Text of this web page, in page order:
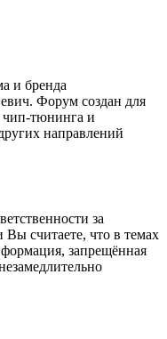
и бренда
Форум создан для
тюнинга и
направлений
за
считаете, что в темах
запрещённая